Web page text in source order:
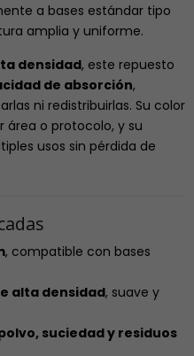
a bases estándar tipo
amplia y uniforme.
densidad, este repuesto
de absorción,
ni redistribuirlas. Su color
área o protocolo, y su
usos sin pérdida de
, compatible con bases
alta densidad, suave y
suciedad y residuos